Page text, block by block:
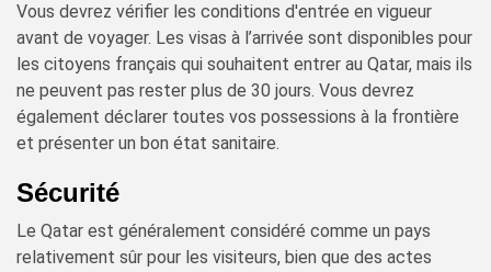
Vous devrez vérifier les conditions d'entrée en vigueur
avant de voyager. Les visas à l’arrivée sont disponibles pour
les citoyens français qui souhaitent entrer au Qatar, mais ils
ne peuvent pas rester plus de 30 jours. Vous devrez
également déclarer toutes vos possessions à la frontière
et présenter un bon état sanitaire.
Sécurité
Le Qatar est généralement considéré comme un pays
relativement sûr pour les visiteurs, bien que des actes